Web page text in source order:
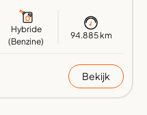
Hybride
(Benzine)
94.885 km
Bekijk